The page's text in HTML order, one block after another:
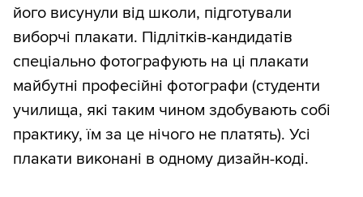
його висунули від школи, підготували
виборчі плакати. Підлітків-кандидатів
спеціально фотографують на ці плакати
майбутні професійні фотографи (студенти
училища, які таким чином здобувають собі
практику, їм за це нічого не платять). Усі
плакати виконані в одному дизайн-коді.